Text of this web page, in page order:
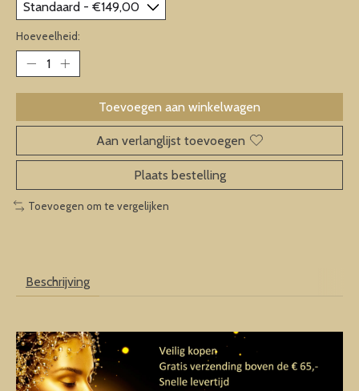
Hoeveelheid:
Toevoegen aan winkelwagen
Aan verlanglijst toevoegen
Plaats bestelling
Toevoegen om te vergelijken
Beschrijving